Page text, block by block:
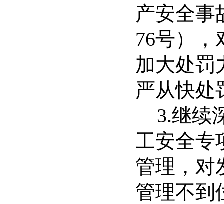
产安全事
76号），
加大处罚
严从快处
3.继续
工安全专
管理，对
管理不到